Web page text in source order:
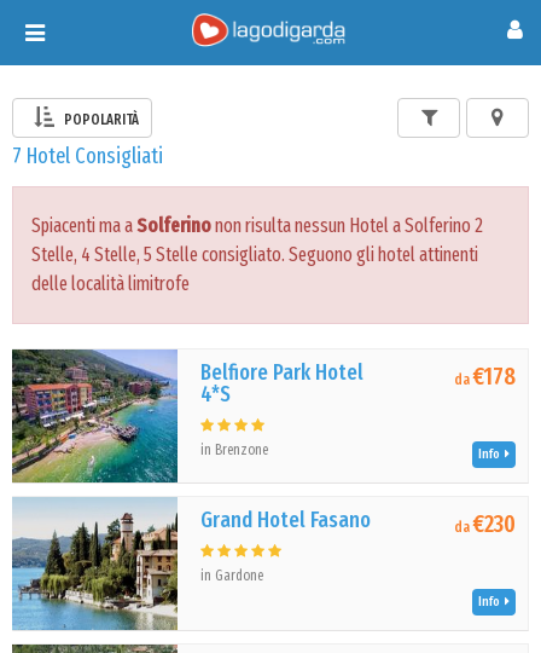
Toggle
navigation
POPOLARITÀ
7 Hotel Consigliati
Spiacenti ma aSolferinonon risulta nessun Hotel a Solferino 2
Stelle, 4 Stelle, 5 Stelle consigliato. Seguono gli hotel attinenti
delle località limitrofe
Belfiore Park Hotel
4*S
in Brenzone
da€178
Info
Grand Hotel Fasano
in Gardone
da€230
Info